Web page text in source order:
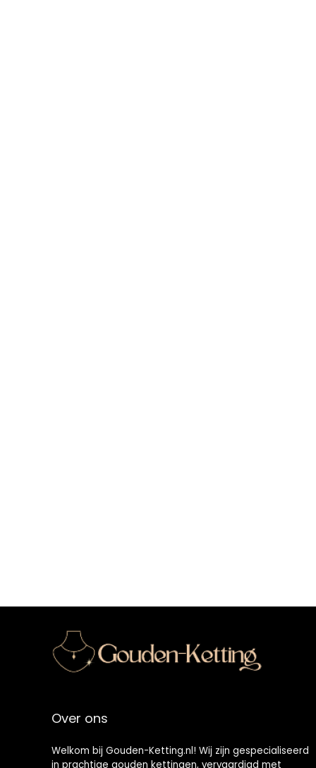
Over ons
Welkom bij Gouden-Ketting.nl! Wij zijn gespecialiseerd
in prachtige gouden kettingen, vervaardigd met